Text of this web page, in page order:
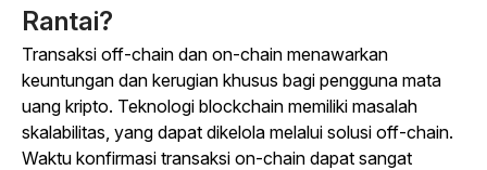
Rantai?
Transaksi off-chain dan on-chain menawarkan
keuntungan dan kerugian khusus bagi pengguna mata
uang kripto. Teknologi blockchain memiliki masalah
skalabilitas, yang dapat dikelola melalui solusi off-chain.
Waktu konfirmasi transaksi on-chain dapat sangat